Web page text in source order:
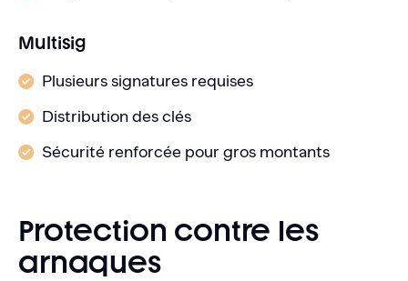
Multisig
Plusieurs signatures requises
Distribution des clés
Sécurité renforcée pour gros montants
Protection contre les
arnaques